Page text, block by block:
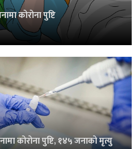
कोरोना पुष्टि
कोरोना पुष्टि, १४५ जनाको मृत्यु